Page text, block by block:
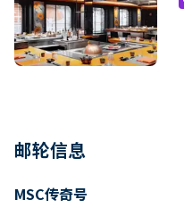
邮轮信息
MSC传奇号